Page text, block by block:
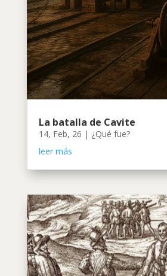
La batalla de Cavite
14, Feb, 26 | ¿Qué fue?
leer más